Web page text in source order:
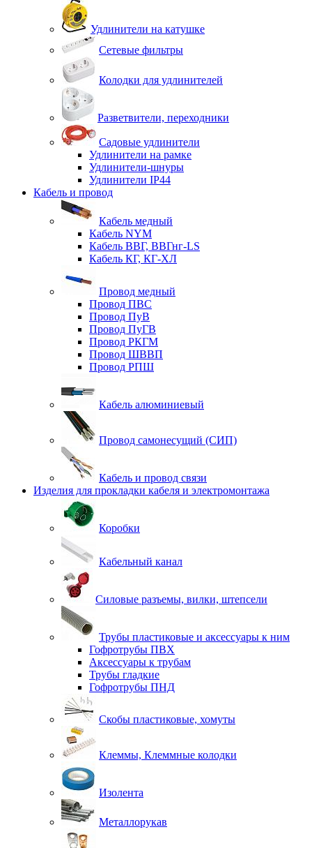
Удлинители на катушке
Сетевые фильтры
Колодки для удлинителей
Разветвители, переходники
Садовые удлинители
Удлинители на рамке
Удлинители-шнуры
Удлинители IP44
Кабель и провод
Кабель медный
Кабель NYM
Кабель ВВГ, ВВГнг-LS
Кабель КГ, КГ-ХЛ
Провод медный
Провод ПВС
Провод ПуВ
Провод ПуГВ
Провод РКГМ
Провод ШВВП
Провод РПШ
Кабель алюминиевый
Провод самонесущий (СИП)
Кабель и провод связи
Изделия для прокладки кабеля и электромонтажа
Коробки
Кабельный канал
Силовые разъемы, вилки, штепсели
Трубы пластиковые и аксессуары к ним
Гофротрубы ПВХ
Аксессуары к трубам
Трубы гладкие
Гофротрубы ПНД
Скобы пластиковые, хомуты
Клеммы, Клеммные колодки
Изолента
Металлорукав